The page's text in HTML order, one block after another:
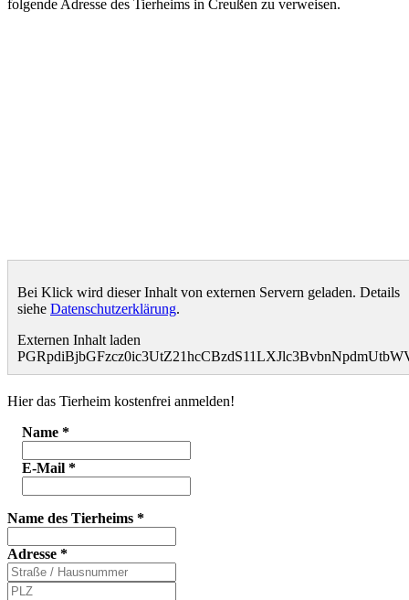
folgende Adresse des Tierheims in Creußen zu verweisen.
Bei Klick wird dieser Inhalt von externen Servern geladen. Details
siehe Datenschutzerklärung.
Externen Inhalt laden
Hier das Tierheim kostenfrei anmelden!
Name *
E-Mail *
Name des Tierheims *
Adresse *